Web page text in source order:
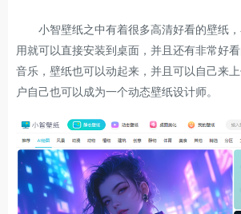
小智壁纸之中有着很多高清好看的壁纸，
用就可以直接安装到桌面，并且还有非常好
音乐，壁纸也可以动起来，并且可以自己来
户自己也可以成为一个动态壁纸设计师。